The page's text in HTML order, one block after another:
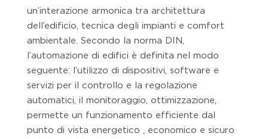
un’interazione armonica tra architettura
dell’edificio, tecnica degli impianti e comfort
ambientale. Secondo la norma DIN,
l’automazione di edifici è definita nel modo
seguente: l’utilizzo di dispositivi, software e
servizi per il controllo e la regolazione
automatici, il monitoraggio, ottimizzazione,
permette un funzionamento efficiente dal
punto di vista energetico , economico e sicuro